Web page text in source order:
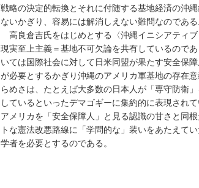
戦略の決定的転換とそれに付随する基地経済の沖
ないかぎり、容易には解消しえない難問なのである
高良倉吉氏をはじめとする〈沖縄イニシアティ
現実至上主義＝基地不可欠論を共有しているので
いては国際社会に対して日米同盟が果たす安全保
が必要とするかぎり沖縄のアメリカ軍基地の存在
らめさは、たとえば大多数の日本人が「専守防衛
しているといったデマゴギーに集約的に表現され
アメリカを「安全保障人」と見る認識の甘さと同
トな憲法改悪路線に「学問的な」装いをあたえて
学者を必要とするのである。